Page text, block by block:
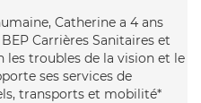
Catherine a 4 ans
Carrières Sanitaires et
les troubles de la vision et le
ses services de
transports et mobilité*